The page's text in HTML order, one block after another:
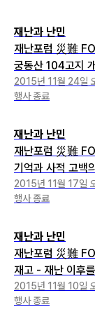
재난과 난민
재난포럼 災難
궁동산 104고지
2015년 11월 24일
행사 종료
재난과 난민
재난포럼 災難
기억과 사적 고백
2015년 11월 17일
행사 종료
재난과 난민
재난포럼 災難
재고 - 재난 이후
2015년 11월 10일
행사 종료